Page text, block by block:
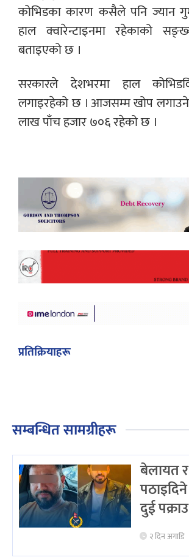
कोभिडका कारण कसैले पनि ज्यान
हाल क्वारेन्टाइनमा रहेकाको
बताइएको छ ।
सरकारले देशभरमा हाल
लगाइरहेको छ । आजसम्म खोप
लाख पाँच हजार ७०६ रहेको छ ।
प्रतिक्रियाहरू
सम्बन्धित सामग्रीहरू
बेलायत र
दुई पक्राउ
२ दिन अगाडि